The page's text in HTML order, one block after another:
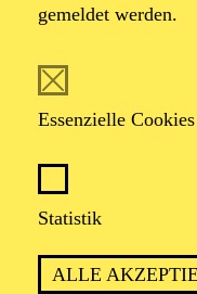
gemeldet werden.
Essenzielle Cookies
Statistik
ALLE
Bernhard Schneider